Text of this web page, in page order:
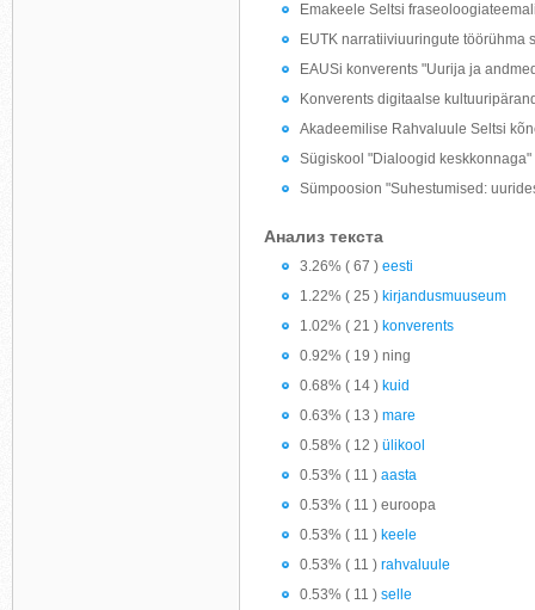
Emakeele Seltsi
EUTK narratiiviuuringute töörühma
EAUSi konverents "Uurija ja
Konverents digitaalse
Akadeemilise Rahvaluule Seltsi
Sügiskool "Dialoogid
Sümpoosion "Suhestumised:
Анализ текста
3.26% ( 67 ) eesti
1.22% ( 25 ) kirjandusmuuseum
1.02% ( 21 ) konverents
0.92% ( 19 ) ning
0.68% ( 14 ) kuid
0.63% ( 13 ) mare
0.58% ( 12 ) ülikool
0.53% ( 11 ) aasta
0.53% ( 11 ) euroopa
0.53% ( 11 ) keele
0.53% ( 11 ) rahvaluule
0.53% ( 11 ) selle